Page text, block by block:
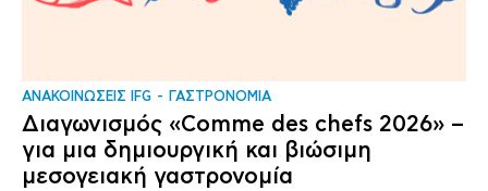
ΑΝΑΚΟΙΝΩΣΕΙΣ IFG ΓΑΣΤΡΟΝΟΜΙΑ
Διαγωνισμός «Comme des chefs 2026» –
για μια δημιουργική και βιώσιμη
μεσογειακή γαστρονομία